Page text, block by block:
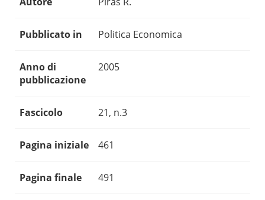
Pubblicato in Politica Economica
Anno di
pubblicazione
2005
Fascicolo 21, n.3
Pagina iniziale 461
Pagina finale 491